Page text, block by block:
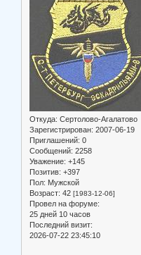
Откуда: Сертолово-Агалатово
Зарегистрирован: 2007-06-19
Приглашений: 0
Сообщений: 2258
Уважение: +145
Позитив: +397
Пол: Мужской
Возраст: 42 [1983-12-06]
Провел на форуме:
25 дней 10 часов
Последний визит:
2026-07-22 23:45:10